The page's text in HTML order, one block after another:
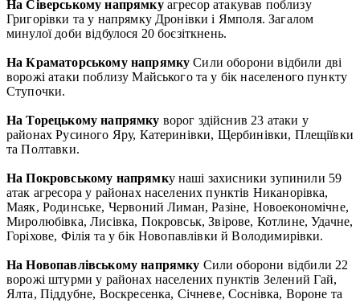
На Сіверському напрямкуагресор атакував поблизу
Григорівки та у напрямку Дронівки і Ямполя. Загалом
минулої доби відбулося 20 боєзіткнень.
На Краматорському напрямку Сили оборони відбили дві
ворожі атаки поблизу Майського та у бік населеного пункту
Ступочки.
На Торецькому напрямку ворог здійснив 23 атаки у
районах Русиного Яру, Катеринівки, Щербинівки, Плещіївки
та Полтавки.
На Покровському напрямку наші захисники зупинили 59
атак агресора у районах населених пунктів Никанорівка,
Маяк, Родинське, Червоний Лиман, Разіне, Новоекономічне,
Миролюбівка, Лисівка, Покровськ, Звірове, Котлине, Удачне,
Горіхове, Філія та у бік Новопавлівки й Володимирівки.
На Новопавлівському напрямку Сили оборони відбили 22
ворожі штурми у районах населених пунктів Зелений Гай,
Ялта, Піддубне, Воскресенка, Січневе, Соснівка, Вороне та